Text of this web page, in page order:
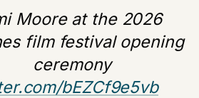
Moore at the 2026
film festival opening
ceremony
bEZCf9e5vb